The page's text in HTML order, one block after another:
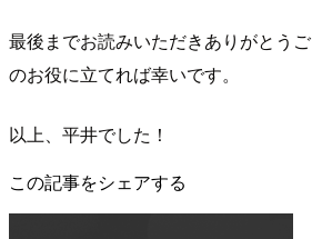
最後までお読みいただきありがとう
のお役に立てれば幸いです。
以上、平井でした！
この記事をシェアする